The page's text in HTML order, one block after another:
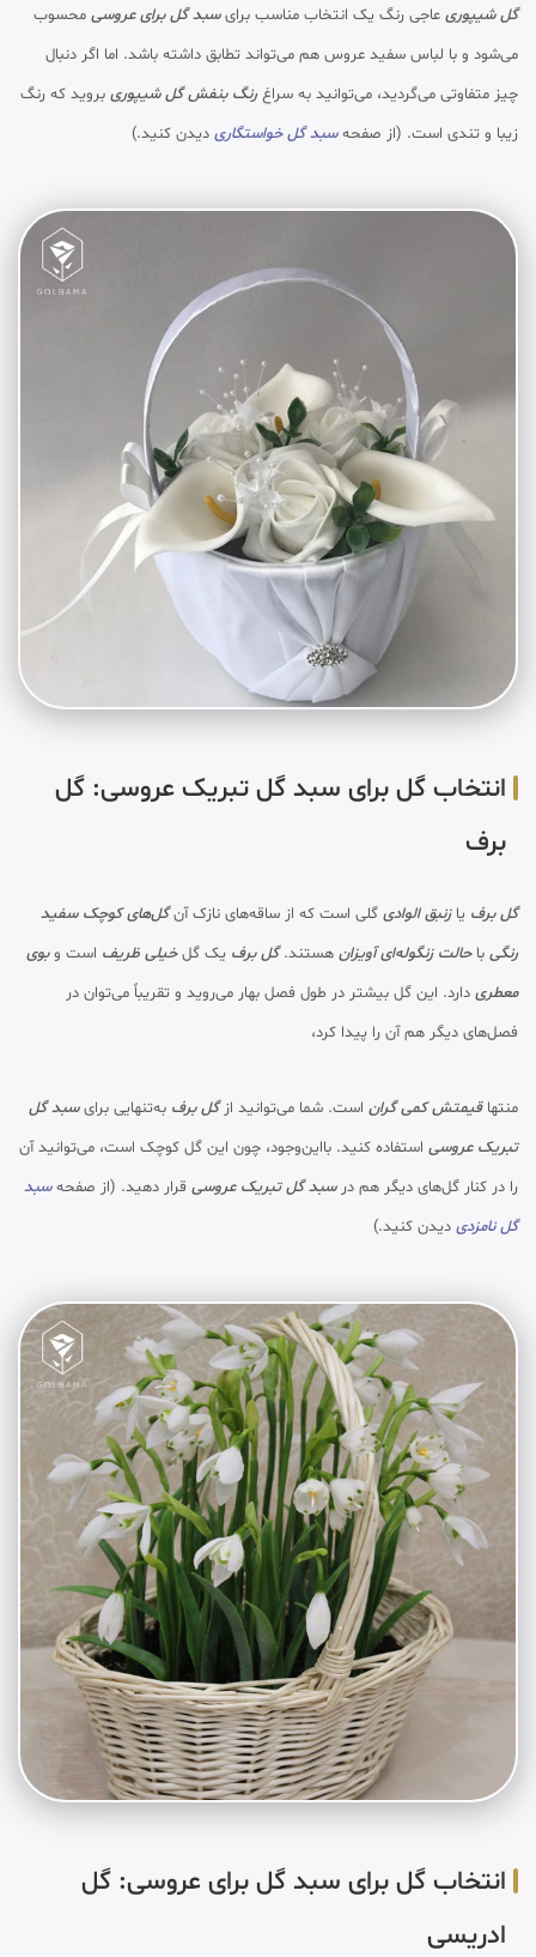
گل شیپوری عاجی رنگ یک انتخاب مناسب برایسبد گل برای عروسی محسوب
می‌شود و با لباس سفید عروس هم می‌تواند تطابق داشته باشد. اما اگر دنبال
چیز متفاوتی می‌گردید، می‌توانید به سراغرنگ بنفش گل شیپوری بروید که رنگ
زیبا و تندی است. (از صفحهسبد گل خواستگاری دیدن کنید.)
انتخاب گل برای سبد گل تبریک عروسی: گل
برف
گل برف یازنبق الوادی گلی است که از ساقه‌های نازک آنگل‌های کوچک سفید
رنگی باحالت زنگوله‌ای آویزان هستند.گل برف یک گلخیلی ظریف است وبوی
معطری دارد. این گل بیشتر در طول فصل بهار می‌روید و تقریباً می‌توان در
فصل‌های دیگر هم آن را پیدا کرد،
منتهاقیمتش کمی گران است. شما می‌توانید ازگل برف به‌تنهایی برایسبد گل
تبریک عروسی استفاده کنید. بااین‌وجود، چون این گل کوچک است، می‌توانید آن
را در کنار گل‌های دیگر هم درسبد گل تبریک عروسی قرار دهید. (از صفحهسبد
گل نامزدی دیدن کنید.)
انتخاب گل برای سبد گل برای عروسی: گل
ادریسی